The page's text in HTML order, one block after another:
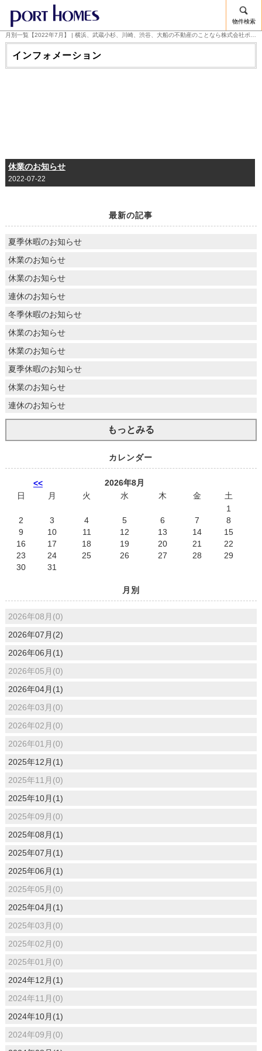
物件検索
インフォメーション
休業のお知らせ
2022-07-22
最新の記事
夏季休暇のお知らせ
休業のお知らせ
休業のお知らせ
連休のお知らせ
冬季休暇のお知らせ
休業のお知らせ
休業のお知らせ
夏季休暇のお知らせ
休業のお知らせ
連休のお知らせ
もっとみる
カレンダー
<<
2026年8月
日
月 火 水 木 金
土
1
2
3 4 5 6 7
8
9
10 11 12 13 14
15
16
17 18 19 20 21
22
23
24 25 26 27 28
29
30
31
月別
2026年08月(0)
2026年07月(2)
2026年06月(1)
2026年05月(0)
2026年04月(1)
2026年03月(0)
2026年02月(0)
2026年01月(0)
2025年12月(1)
2025年11月(0)
2025年10月(1)
2025年09月(0)
2025年08月(1)
2025年07月(1)
2025年06月(1)
2025年05月(0)
2025年04月(1)
2025年03月(0)
2025年02月(0)
2025年01月(0)
2024年12月(1)
2024年11月(0)
2024年10月(1)
2024年09月(0)